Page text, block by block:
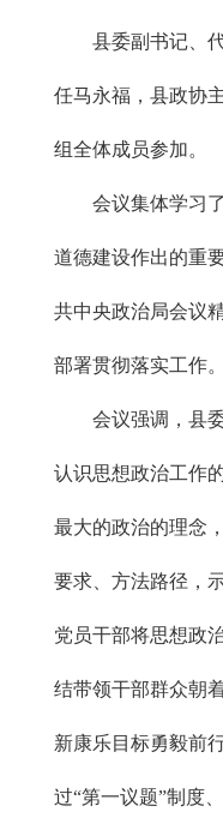
县委副书记、
任马永福，县政协
组全体成员参加。
会议集体学习
道德建设作出的重
共中央政治局会议
部署贯彻落实工作。
会议强调，县
认识思想政治工作
最大的政治的理念
要求、方法路径，
党员干部将思想政
结带领干部群众朝
新康乐目标勇毅前
过“第一议题”制度